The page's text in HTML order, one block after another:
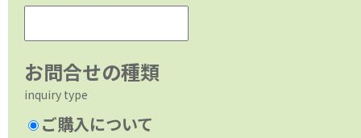
お問合せの種類
inquiry type
ご購入について